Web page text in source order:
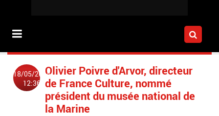
18/05/2014
12:36
Olivier Poivre d'Arvor, directeur
de France Culture, nommé
président du musée national de
la Marine